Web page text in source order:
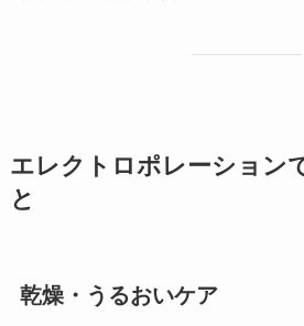
エレクトロポレーション
と
乾燥・うるおいケア